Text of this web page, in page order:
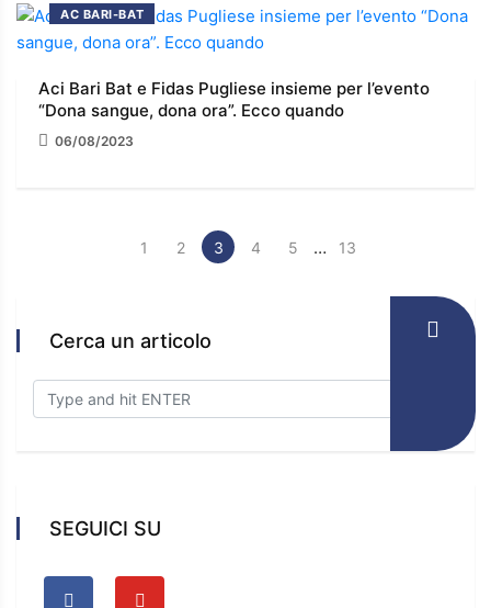
AC BARI-BAT
Aci Bari Bat e Fidas Pugliese insieme per l’evento
“Dona sangue, dona ora”. Ecco quando
06/08/2023
1 2 3 4 5 … 13
Cerca un articolo
SEGUICI SU